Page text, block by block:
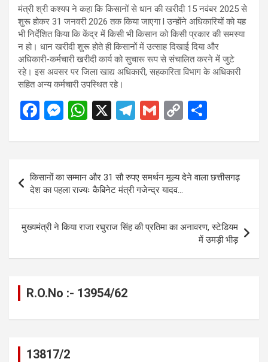
मंत्री श्री कश्यप ने कहा कि किसानों से धान की खरीदी 15 नवंबर 2025 से
शुरू होकर 31 जनवरी 2026 तक किया जाएगा l उन्होंने अधिकारियों को यह
भी निर्देशित किया कि केंद्र में किसी भी किसान को किसी प्रकार की समस्या
न हो। धान खरीदी शुरू होते ही किसानों में उत्साह दिखाई दिया और
अधिकारी-कर्मचारी खरीदी कार्य को सुचारू रूप से संचालित करने में जुटे
रहे। इस अवसर पर जिला खाद्य अधिकारी, सहकारिता विभाग के अधिकारी
सहित अन्य कर्मचारी उपस्थित रहे।
F
ce
o
o
k
M
se
g
er
W
at
s
A
p
p
X
T
e
a
m
G
ail
C
py
Li
n
k
ar
navigation
किसानों का सम्मान और 31 सौ रुपए समर्थन मूल्य देने वाला छत्तीसगढ़
देश का पहला राज्यः कैबिनेट मंत्री गजेन्द्र यादव…
मुख्यमंत्री ने किया राजा रघुराज सिंह की प्रतिमा का अनावरण, स्टेडियम
में उमड़ी भीड़
R.O.No :- 13954/62
13817/2